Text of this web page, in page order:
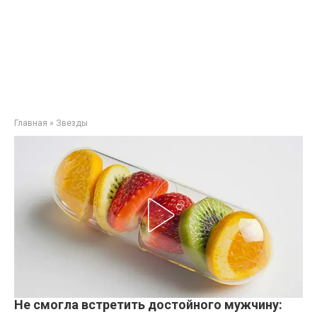
Главная » Звезды
Не смогла встретить достойного мужчину: